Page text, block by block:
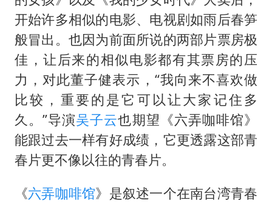
开始许多相似的电影、电视剧如雨后春笋
般冒出。也因为前面所说的两部片票房极
佳，让后来的相似电影都有其票房的压
力，对此董子健表示，“我向来不喜欢做
比较，重要的是它可以让大家记住多
久。”导演吴子云也期望《六弄咖啡馆》
能跟过去一样有好成绩，它更透露这部青
春片更不像以往的青春片。
《六弄咖啡馆》是叙述一个在南台湾青春